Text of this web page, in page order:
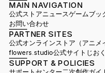
MAIN NAVIGATION
公式ストアニュースゲームブッ
お問い合わせ
PARTNER SITES
公式オンラインストア（アニメ
flowers.studio公式サイト じお
SUPPORT & POLICIES